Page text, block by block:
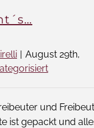
| August 29th,
und
ist gepackt und